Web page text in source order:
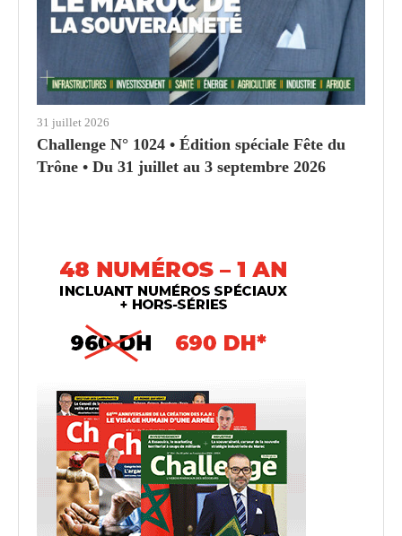
31 juillet 2026
Challenge N° 1024 • Édition spéciale Fête du
Trône • Du 31 juillet au 3 septembre 2026